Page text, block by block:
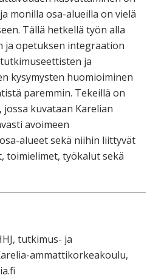
monilla osa-alueilla on vielä
Tällä hetkellä työn alla
ja opetuksen integraation
ja
kysymysten huomioiminen
paremmin. Tekeillä on
kuvataan Karelian
avoimeen
alueet sekä niihin liittyvät
toimielimet, työkalut sekä
tutkimus- ja
ammattikorkeakoulu,